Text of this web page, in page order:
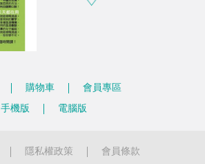
購物車
會員專區
手機版
電腦版
隱私權政策 會員條款